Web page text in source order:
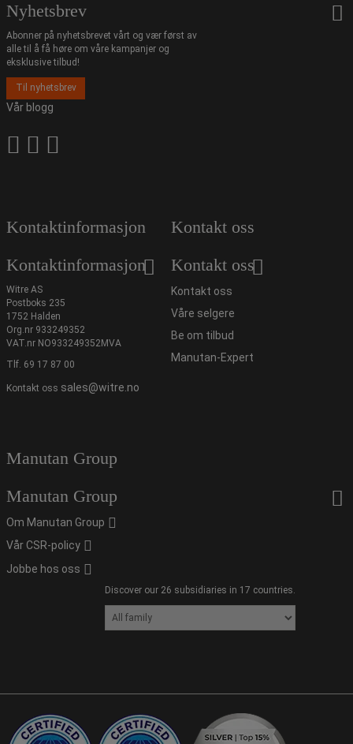
Nyhetsbrev
Abonner på nyhetsbrevet vårt og vær først av
alle til å få høre om våre kampanjer og
eksklusive tilbud!
Til nyhetsbrev
Vår blogg
Kontaktinformasjon
Kontaktinformasjon
Witre AS
Postboks 235
1752 Halden
Org.nr 933249352
VAT.nr NO933249352MVA
Tlf. 69 17 87 00
Kontakt oss sales@witre.no
Kontakt oss
Kontakt oss
Kontakt oss
Våre selgere
Be om tilbud
Manutan-Expert
Manutan Group
Manutan Group
Om Manutan Group
Vår CSR-policy
Jobbe hos oss
Discover our 26 subsidiaries in 17 countries.